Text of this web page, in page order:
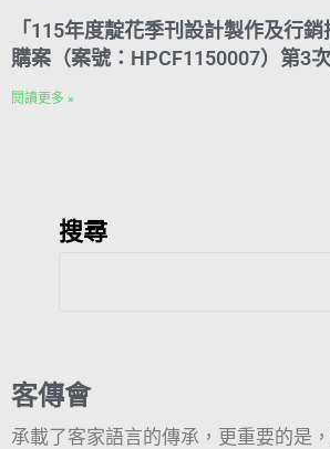
「115年度靛花季刊設計製作及行
購案（案號：HPCF1150007）第3
閱讀更多 »
搜尋
客傳會
承載了客家語言的傳承，更重要的是